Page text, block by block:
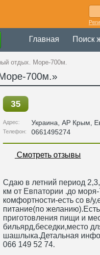
Главная Поиск
отдых. Море-700м.
700м.»
35
Адрес: Украина АР Крым ,
Телефон: 0661495274
Смотреть отзывы
Сдаю в летний период
км от Евпатории .до
комфортности-есть со в/
питание(по
приготовления пищи и
бильярд,беседки,место
шашлыка.Детальная
066 149 52 74.